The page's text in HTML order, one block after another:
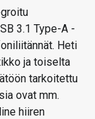
3.1 Type-A -
Heti
ja toiselta
tarkoitettu
ovat mm.
hiiren